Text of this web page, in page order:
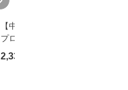
【中古】 野ブタ。を
プロデュース [DVD-B
OX] / バップ [DVD]
【メール便送料無料】
2,335